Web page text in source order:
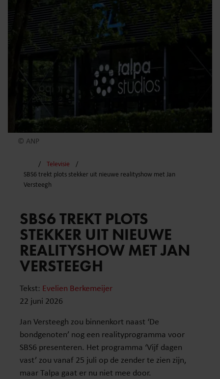
© ANP
Televisie
SBS6 trekt plots stekker uit nieuwe realityshow met Jan
Versteegh
SBS6 TREKT PLOTS
STEKKER UIT NIEUWE
REALITYSHOW MET JAN
VERSTEEGH
Tekst: Evelien Berkemeijer
22 juni 2026
Jan Versteegh zou binnenkort naast ‘De
bondgenoten’ nog een realityprogramma voor
SBS6 presenteren. Het programma ‘Vijf dagen
vast’ zou vanaf 25 juli op de zender te zien zijn,
maar Talpa gaat er nu niet mee door.